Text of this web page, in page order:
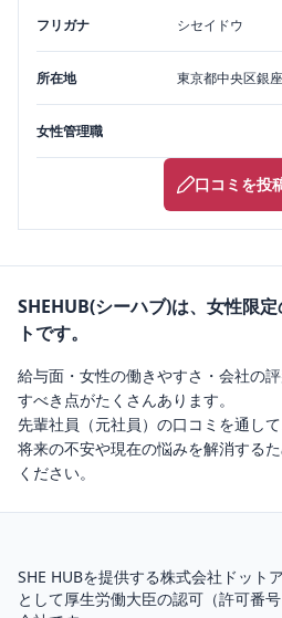
フリガナ シセイドウ
所在地 東京都中央区銀
女性管理職
口コミを投
SHEHUB(シーハブ)は、女性限
トです。
給与面・女性の働きやすさ・会社の
すべき点がたくさんあります。
先輩社員（元社員）の口コミを通し
将来の不安や現在の悩みを解消する
ください。
SHE HUBを提供する株式会社ドットア
として厚生労働大臣の認可（許可番